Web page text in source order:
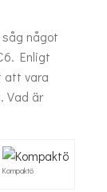
något
Enligt
att vara
Vad är
Kompaktö